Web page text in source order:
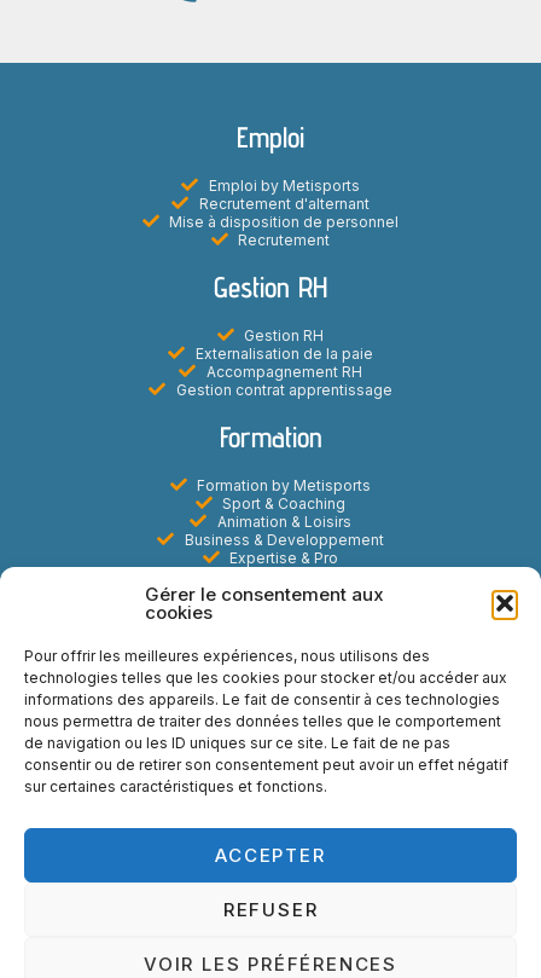
Gérer le consentement aux
cookies
Pour offrir les meilleures expériences, nous utilisons des
technologies telles que les cookies pour stocker et/ou accéder aux
informations des appareils. Le fait de consentir à ces technologies
nous permettra de traiter des données telles que le comportement
de navigation ou les ID uniques sur ce site. Le fait de ne pas
consentir ou de retirer son consentement peut avoir un effet négatif
sur certaines caractéristiques et fonctions.
ACCEPTER
REFUSER
VOIR LES PRÉFÉRENCES
Emploi
Emploi by Metisports
Recrutement d'alternant
Mise à disposition de personnel
Recrutement
Gestion RH
Gestion RH
Externalisation de la paie
Accompagnement RH
Gestion contrat apprentissage
Formation
Formation by Metisports
Sport & Coaching
Animation & Loisirs
Business & Developpement
Expertise & Pro
Marketing Commercial & Evenementiel
Metisports
A propos
Actualités
Contact
FAQ
Mentions légales
Politiques de Cookies
Réseaux sociaux